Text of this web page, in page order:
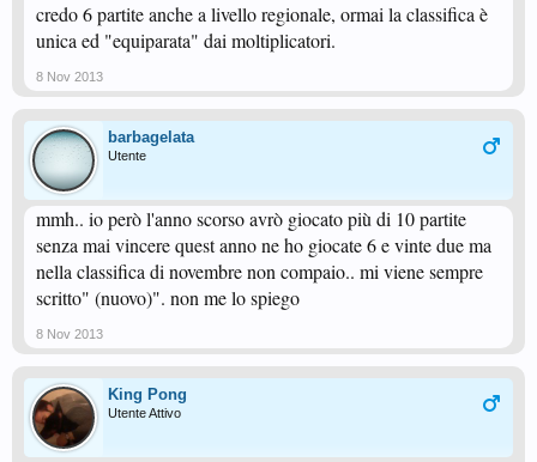
credo 6 partite anche a livello regionale, ormai la classifica è
unica ed "equiparata" dai moltiplicatori.
8 Nov 2013
barbagelata
Utente
mmh.. io però l'anno scorso avrò giocato più di 10 partite
senza mai vincere quest anno ne ho giocate 6 e vinte due ma
nella classifica di novembre non compaio.. mi viene sempre
scritto" (nuovo)". non me lo spiego
8 Nov 2013
King Pong
Utente Attivo